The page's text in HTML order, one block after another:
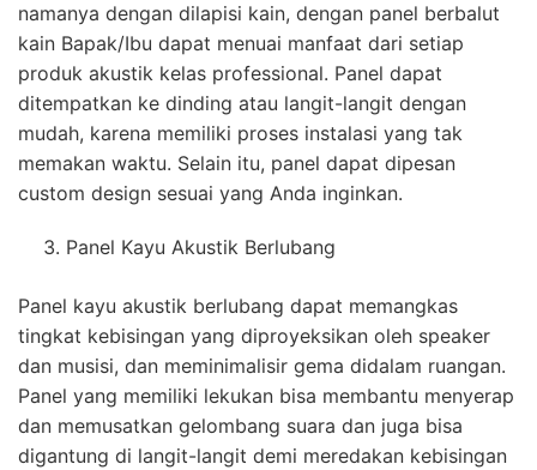
namanya dengan dilapisi kain, dengan panel berbalut
kain Bapak/Ibu dapat menuai manfaat dari setiap
produk akustik kelas professional. Panel dapat
ditempatkan ke dinding atau langit-langit dengan
mudah, karena memiliki proses instalasi yang tak
memakan waktu. Selain itu, panel dapat dipesan
custom design sesuai yang Anda inginkan.
Panel Kayu Akustik Berlubang
Panel kayu akustik berlubang dapat memangkas
tingkat kebisingan yang diproyeksikan oleh speaker
dan musisi, dan meminimalisir gema didalam ruangan.
Panel yang memiliki lekukan bisa membantu menyerap
dan memusatkan gelombang suara dan juga bisa
digantung di langit-langit demi meredakan kebisingan